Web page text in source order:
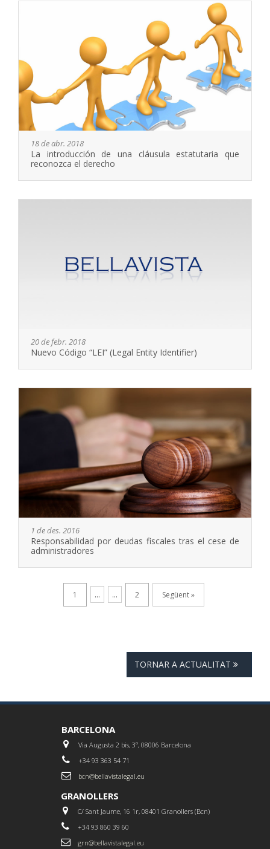
18 de abr. 2018
La introducción de una cláusula estatutaria que
reconozca el derecho
20 de febr. 2018
Nuevo Código “LEI” (Legal Entity Identifier)
1 de des. 2016
Responsabilidad por deudas fiscales tras el cese de
administradores
1 ... ... 2 Següent »
TORNAR A ACTUALITAT
BARCELONA
Via Augusta 2 bis, 3º, 08006 Barcelona
+34 93 363 54 71
bcn@bellavistalegal.eu
GRANOLLERS
C/ Sant Jaume, 16 1r, 08401 Granollers (Bcn)
+34 93 860 39 60
grn@bellavistalegal.eu